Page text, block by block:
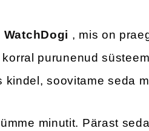
WatchDogi , mis on
purunenud
soovitame seda
minutit. Pärast